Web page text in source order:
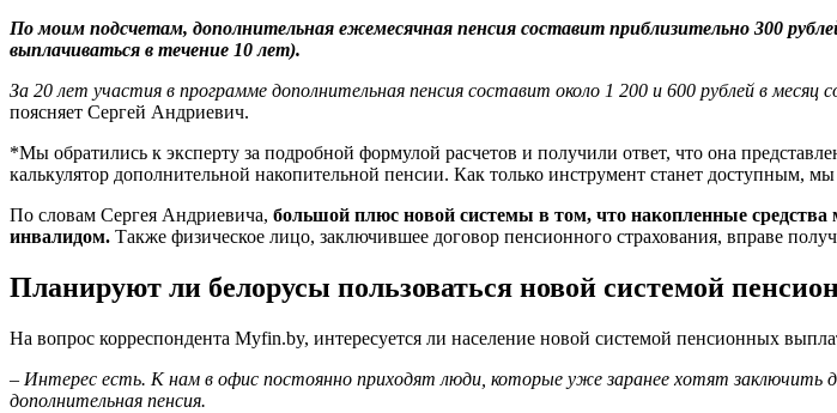
По моим подсчетам, дополнительная ежемесячная пенсия составит приблизительно 300
выплачиваться в течение 10 лет).
За 20 лет участия в программе дополнительная пенсия составит около 1 200 и 600 рублей в
поясняет Сергей Андриевич.
*Мы обратились к эксперту за подробной формулой расчетов и получили ответ, что она
калькулятор дополнительной накопительной пенсии. Как только инструмент станет доступным,
По словам Сергея Андриевича, большой плюс новой системы в том, что накопленные средства
инвалидом. Также физическое лицо, заключившее договор пенсионного страхования, вправе
Планируют ли белорусы пользоваться новой системой
На вопрос корреспондента Myfin.by, интересуется ли население новой системой пенсионных
– Интерес есть. К нам в офис постоянно приходят люди, которые уже заранее хотят
дополнительная пенсия.